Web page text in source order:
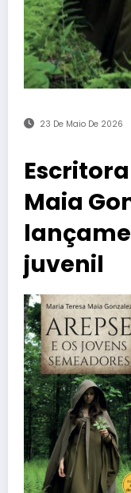
23 De Maio De 2026
Maia
juvenil